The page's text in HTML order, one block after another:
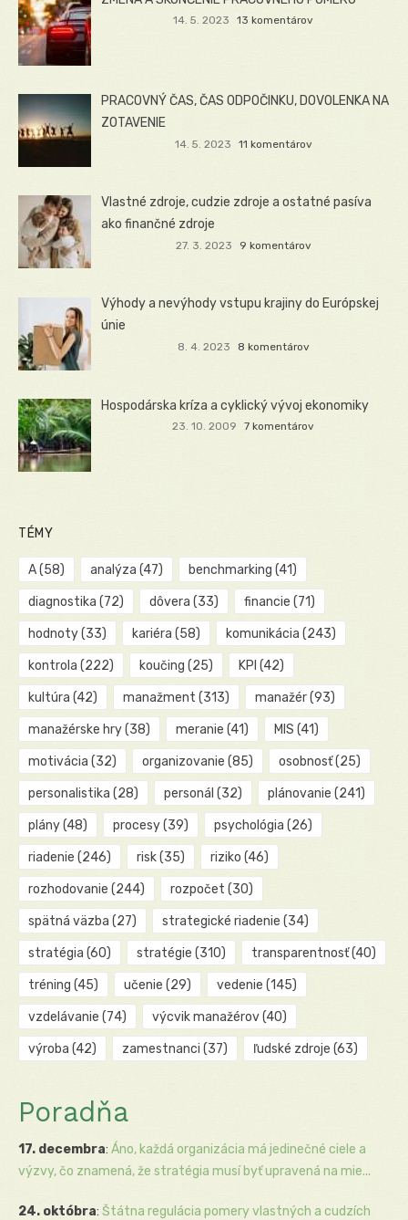
14. 5. 2023 13 komentárov
PRACOVNÝ ČAS, ČAS ODPOČINKU, DOVOLENKA NA
ZOTAVENIE
14. 5. 2023 11 komentárov
Vlastné zdroje, cudzie zdroje a ostatné pasíva
ako finančné zdroje
27. 3. 2023 9 komentárov
Výhody a nevýhody vstupu krajiny do Európskej
únie
8. 4. 2023 8 komentárov
Hospodárska kríza a cyklický vývoj ekonomiky
23. 10. 2009 7 komentárov
TÉMY
A(58) analýza (47) benchmarking (41)
diagnostika (72) dôvera (33) financie (71)
hodnoty(33) kariéra (58) komunikácia (243)
kontrola (222) koučing (25) KPI (42)
kultúra (42) manažment (313) manažér(93)
manažérske hry(38) meranie (41) MIS (41)
motivácia (32) organizovanie (85) osobnosť(25)
personalistika (28) personál (32) plánovanie (241)
plány(48) procesy(39) psychológia (26)
riadenie (246) risk(35) riziko (46)
rozhodovanie (244) rozpočet (30)
spätná väzba (27) strategické riadenie (34)
stratégia (60) stratégie (310) transparentnosť(40)
tréning (45) učenie (29) vedenie (145)
vzdelávanie (74) výcvik manažérov(40)
výroba (42) zamestnanci (37) ľudské zdroje (63)
Poradňa
17. decembra: Áno, každá organizácia má jedinečné ciele a
výzvy, čo znamená, že stratégia musí byť upravená na mie...
24. októbra: Štátna regulácia pomery vlastných a cudzích